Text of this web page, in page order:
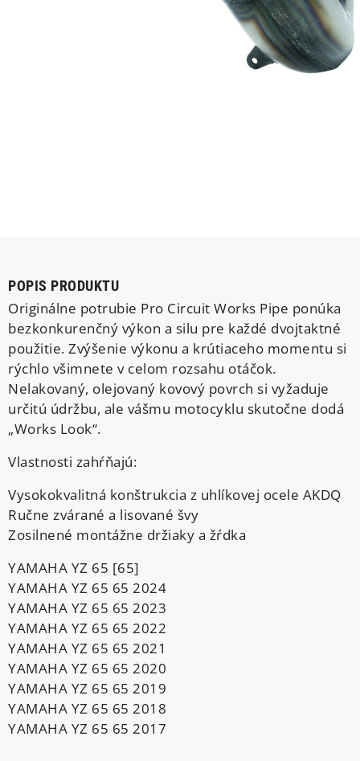
POPIS PRODUKTU
Originálne potrubie Pro Circuit Works Pipe ponúka
bezkonkurenčný výkon a silu pre každé dvojtaktné
použitie. Zvýšenie výkonu a krútiaceho momentu si
rýchlo všimnete v celom rozsahu otáčok.
Nelakovaný, olejovaný kovový povrch si vyžaduje
určitú údržbu, ale vášmu motocyklu skutočne dodá
„Works Look“.
Vlastnosti zahŕňajú:
Vysokokvalitná konštrukcia z uhlíkovej ocele AKDQ
Ručne zvárané a lisované švy
Zosilnené montážne držiaky a žŕdka
YAMAHA YZ 65 [65]
YAMAHA YZ 65 65 2024
YAMAHA YZ 65 65 2023
YAMAHA YZ 65 65 2022
YAMAHA YZ 65 65 2021
YAMAHA YZ 65 65 2020
YAMAHA YZ 65 65 2019
YAMAHA YZ 65 65 2018
YAMAHA YZ 65 65 2017